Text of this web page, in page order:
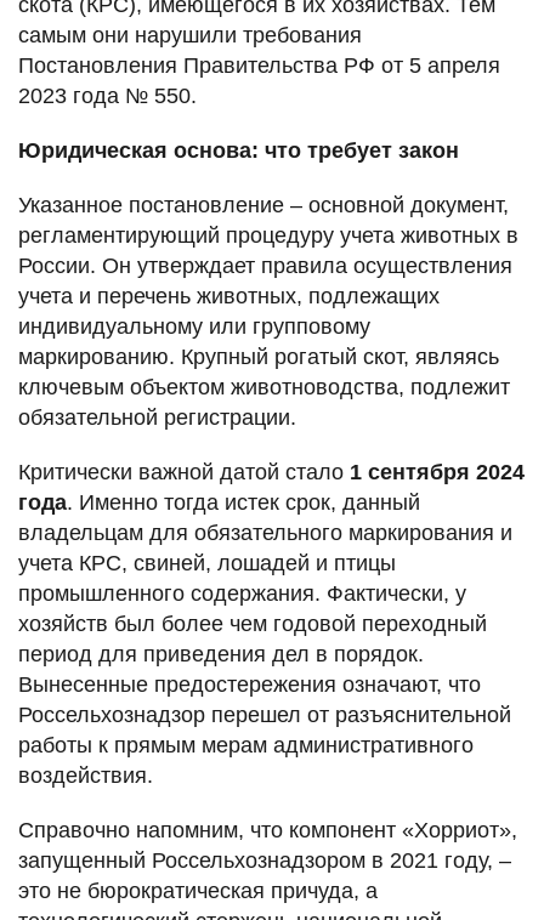
самым они нарушили требования
Постановления Правительства РФ от 5 апреля
2023 года № 550.
Юридическая основа: что требует закон
Указанное постановление – основной документ,
регламентирующий процедуру учета животных в
России. Он утверждает правила осуществления
учета и перечень животных, подлежащих
индивидуальному или групповому
маркированию. Крупный рогатый скот, являясь
ключевым объектом животноводства, подлежит
обязательной регистрации.
Критически важной датой стало 1 сентября 2024
года. Именно тогда истек срок, данный
владельцам для обязательного маркирования и
учета КРС, свиней, лошадей и птицы
промышленного содержания. Фактически, у
хозяйств был более чем годовой переходный
период для приведения дел в порядок.
Вынесенные предостережения означают, что
Россельхознадзор перешел от разъяснительной
работы к прямым мерам административного
воздействия.
Справочно напомним, что компонент «Хорриот»,
запущенный Россельхознадзором в 2021 году, –
это не бюрократическая причуда, а